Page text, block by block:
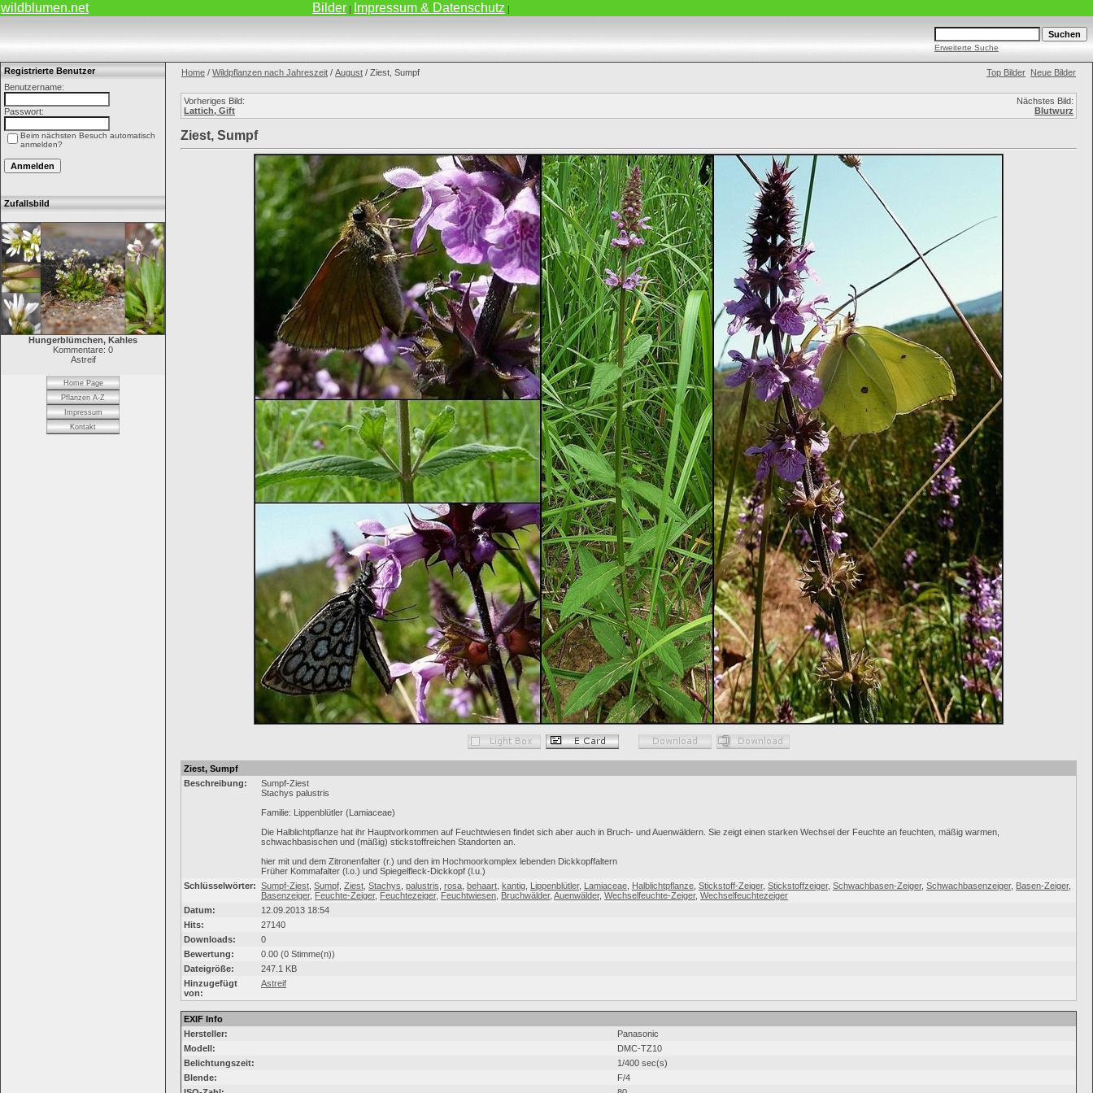
wildblumen.net Bilder | Impressum & Datenschutz |
Erweiterte Suche
Registrierte Benutzer
Benutzername:
Passwort:
Beim nächsten Besuch automatisch
anmelden?
Zufallsbild
Hungerblümchen, Kahles
Kommentare: 0
Astreif
Home Page
Pflanzen A-Z
Impressum
Kontakt
Home / Wildpflanzen nach Jahreszeit / August / Ziest, Sumpf Top Bilder Neue Bilder
Vorheriges Bild:
Lattich, Gift
Nächstes Bild:
Blutwurz
Ziest, Sumpf
Ziest, Sumpf
Beschreibung:
Sumpf-Ziest
Stachys palustris
Familie: Lippenblütler (Lamiaceae)
Die Halblichtpflanze hat ihr Hauptvorkommen auf Feuchtwiesen findet sich aber auch in Bruch- und Auenwäldern. Sie zeigt einen starken Wechsel der Feuchte an feuchten, mäßig warmen,
schwachbasischen und (mäßig) stickstoffreichen Standorten an.
hier mit und dem Zitronenfalter (r.) und den im Hochmoorkomplex lebenden Dickkopffaltern
Früher Kommafalter (l.o.) und Spiegelfleck-Dickkopf (l.u.)
Schlüsselwörter: Sumpf-Ziest Sumpf Ziest Stachys palustris rosa behaart kantig Lippenblütler, Lamiaceae Halblichtpflanze Stickstoff-Zeiger, Stickstoffzeiger, Schwachbasen-Zeiger, Schwachbasenzeiger, Basen-Zeiger,
Basenzeiger, Feuchte-Zeiger, Feuchtezeiger, Feuchtwiesen Bruchwälder, Auenwälder, Wechselfeuchte-Zeiger, Wechselfeuchtezeiger
Datum:
12.09.2013 18:54
Hits:
27140
Downloads:
0
Bewertung:
0.00 (0 Stimme(n))
Dateigröße:
247.1 KB
Hinzugefügt
von:
Astreif
EXIF Info
Hersteller:
Panasonic
Modell:
DMC-TZ10
Belichtungszeit:
1/400 sec(s)
Blende:
F/4